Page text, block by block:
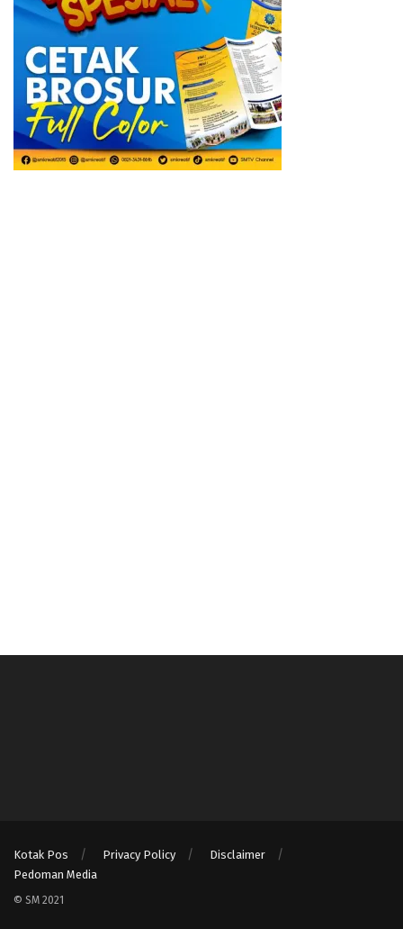
Kotak Pos Privacy Policy
Disclaimer
Pedoman Media
© SM 2021